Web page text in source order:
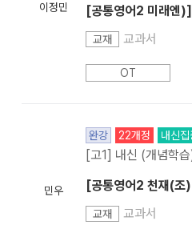
이정민
[공통영어2 미래엔
교재 교과서
OT
민우
완강 22개정 내신집
[고1] 내신 (개념학
[공통영어2 천재(
교재 교과서